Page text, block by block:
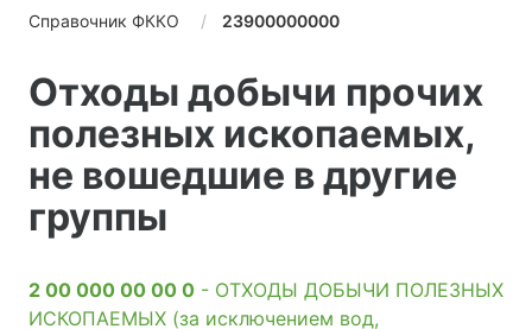
Справочник ФККО 23900000000
Отходы добычи прочих
полезных ископаемых,
не вошедшие в другие
группы
2 00 000 00 00 0 - ОТХОДЫ ДОБЫЧИ ПОЛЕЗНЫХ
ИСКОПАЕМЫХ (за исключением вод,